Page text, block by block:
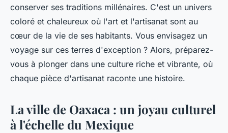
conserver ses traditions millénaires. C'est un univers
coloré et chaleureux où l'art et l'artisanat sont au
cœur de la vie de ses habitants. Vous envisagez un
voyage sur ces terres d'exception ? Alors, préparez-
vous à plonger dans une culture riche et vibrante, où
chaque pièce d'artisanat raconte une histoire.
La ville de Oaxaca : un joyau culturel
à l'échelle du Mexique